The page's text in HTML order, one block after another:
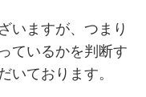
いますが、つまり
ているかを判断す
いております。